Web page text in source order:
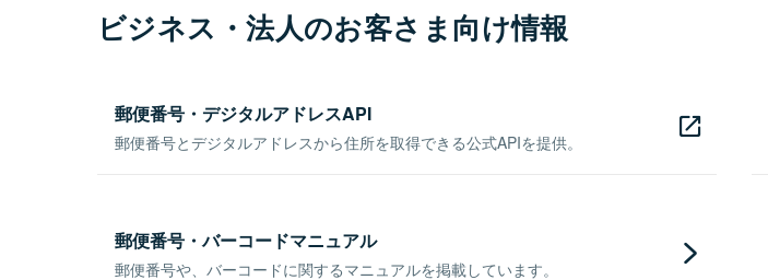
ビジネス・法人のお客さま向け情報
郵便番号・デジタルアドレスAPI
郵便番号とデジタルアドレスから住所を取得できる公式APIを提供。
郵便番号・バーコードマニュアル
郵便番号や、バーコードに関するマニュアルを掲載しています。